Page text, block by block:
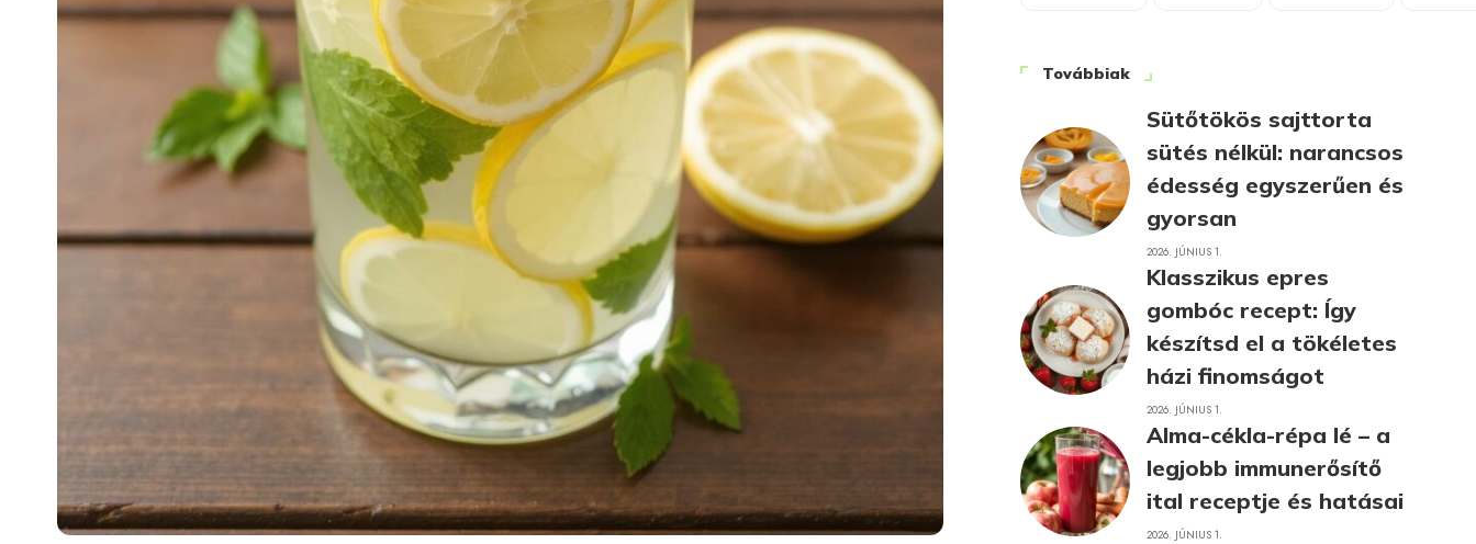
Továbbiak
Sütőtökös sajttorta
sütés nélkül: narancsos
édesség egyszerűen és
gyorsan
2026. JÚNIUS 1.
Klasszikus epres
gombóc recept: Így
készítsd el a tökéletes
házi finomságot
2026. JÚNIUS 1.
Alma-cékla-répa lé – a
legjobb immunerősítő
ital receptje és hatásai
2026. JÚNIUS 1.